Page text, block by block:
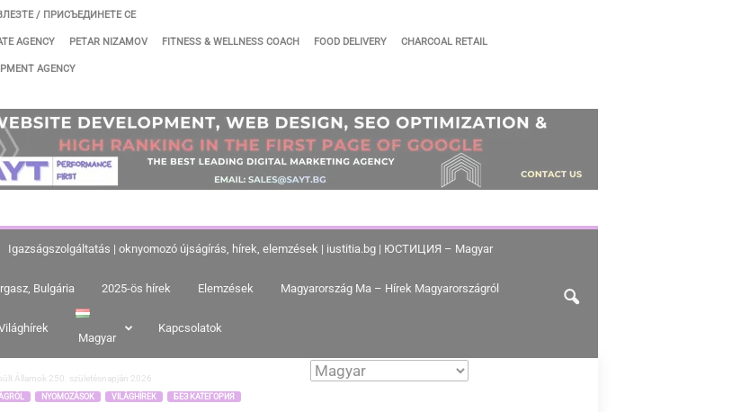
/ ПРИСЪЕДИНЕТЕ СЕ
AGENCY PETAR NIZAMOV FITNESS & WELLNESS COACH FOOD DELIVERY CHARCOAL RETAIL
AGENCY
Igazságszolgáltatás | oknyomozó újságírás, hírek, elemzések | iustitia.bg | ЮСТИЦИЯ – Magyar
Bulgária 2025-ös hírek Elemzések Magyarország Ma – Hírek Magyarországról
Magyar
Kapcsolatok
Államok 250. születésnapján 2026
NYOMOZÁSOK VILÁGHÍREK БЕЗ КАТЕГОРИЯ